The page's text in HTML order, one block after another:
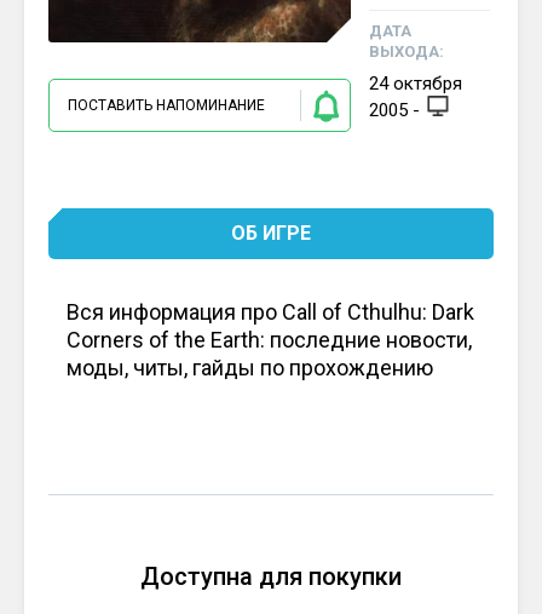
ПОСТАВИТЬ НАПОМИНАНИЕ
ДАТА
ВЫХОДА:
24 октября
2005 -
ОБ ИГРЕ
Вся информация про Call of Cthulhu: Dark
Corners of the Earth: последние новости,
моды, читы, гайды по прохождению
Доступна для покупки